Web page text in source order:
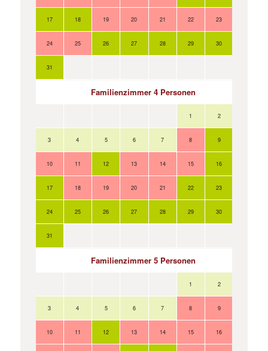
17 18 19 20 21 22 23
24 25 26 27 28 29 30
31
Familienzimmer 4 Personen
1 2
3 4 5 6 7 8 9
10 11 12 13 14 15 16
17 18 19 20 21 22 23
24 25 26 27 28 29 30
31
Familienzimmer 5 Personen
1 2
3 4 5 6 7 8 9
10 11 12 13 14 15 16